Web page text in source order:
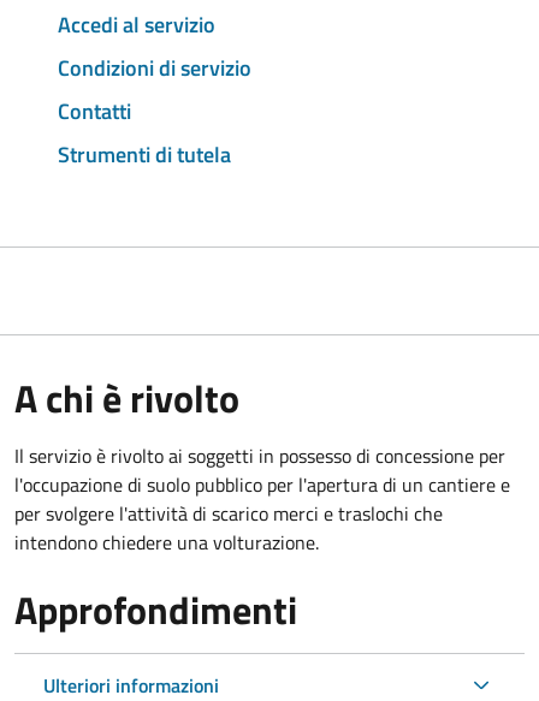
Accedi al servizio
Condizioni di servizio
Contatti
Strumenti di tutela
A chi è rivolto
Il servizio è rivolto ai soggetti in possesso di concessione per
l'occupazione di suolo pubblico per l'apertura di un cantiere e
per svolgere l'attività di scarico merci e traslochi che
intendono chiedere una volturazione.
Approfondimenti
Ulteriori informazioni